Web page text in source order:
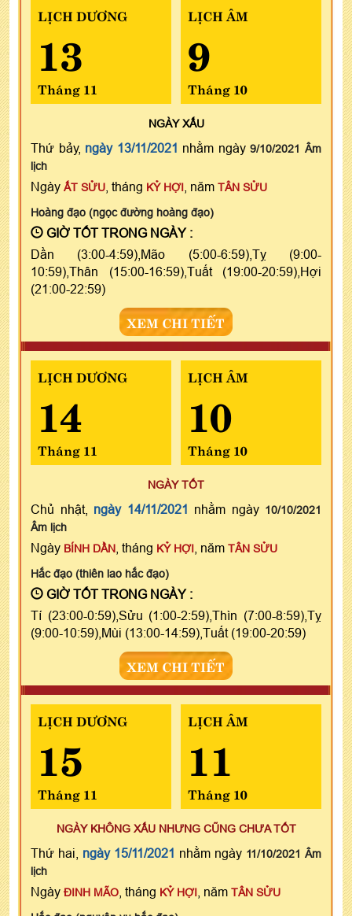
LỊCH DƯƠNG
13
Tháng 11
LỊCH ÂM
9
Tháng 10
NGÀYXẤU
Thứ bảy, ngày 13/11/2021 nhằm ngày9/10/2021 Âm
lịch
Ngày ẤT SỬU , tháng KỶ HỢI , năm TÂN SỬU
Hoàng đạo (ngọc đường hoàng đạo)
GIỜ TỐT TRONG NGÀY :
Dần (3:00-4:59),Mão (5:00-6:59),Tỵ (9:00-
10:59),Thân (15:00-16:59),Tuất (19:00-20:59),Hợi
(21:00-22:59)
XEM CHI TIẾT
LỊCH DƯƠNG
14
Tháng 11
LỊCH ÂM
10
Tháng 10
NGÀY TỐT
Chủ nhật, ngày 14/11/2021 nhằm ngày 10/10/2021
Âm lịch
Ngày BÍNH DẦN , tháng KỶ HỢI , năm TÂN SỬU
Hắc đạo (thiên lao hắc đạo)
GIỜ TỐT TRONG NGÀY :
Tí (23:00-0:59),Sửu (1:00-2:59),Thìn (7:00-8:59),Tỵ
(9:00-10:59),Mùi (13:00-14:59),Tuất (19:00-20:59)
XEM CHI TIẾT
LỊCH DƯƠNG
15
Tháng 11
LỊCH ÂM
11
Tháng 10
NGÀY KHÔNG XẤU NHƯNG CŨNG CHƯA TỐT
Thứ hai, ngày 15/11/2021 nhằm ngày 11/10/2021 Âm
lịch
Ngày ĐINH MÃO , tháng KỶ HỢI , năm TÂN SỬU